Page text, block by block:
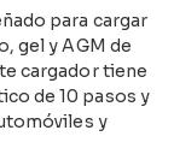
para cargar
gel y AGM de
cargador tiene
de 10 pasos y
y